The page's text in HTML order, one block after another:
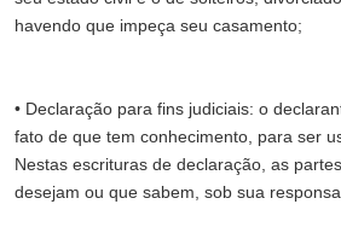
havendo que impeça seu casamento;
• Declaração para fins judiciais: o
fato de que tem conhecimento, para ser
Nestas escrituras de declaração, as
desejam ou que sabem, sob sua